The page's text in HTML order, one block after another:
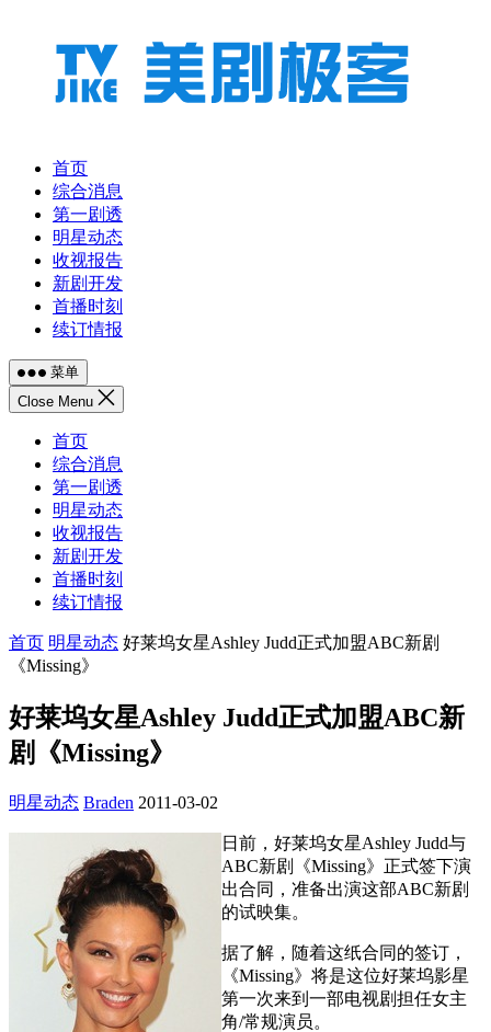
首页
综合消息
第一剧透
明星动态
收视报告
新剧开发
首播时刻
续订情报
菜单
Close Menu
首页
综合消息
第一剧透
明星动态
收视报告
新剧开发
首播时刻
续订情报
首页 明星动态 好莱坞女星Ashley Judd正式加盟ABC新剧
《Missing》
好莱坞女星Ashley Judd正式加盟ABC新
剧《Missing》
明星动态 Braden 2011-03-02
日前，好莱坞女星Ashley Judd与
ABC新剧《Missing》正式签下演
出合同，准备出演这部ABC新剧
的试映集。
据了解，随着这纸合同的签订，
《Missing》将是这位好莱坞影星
第一次来到一部电视剧担任女主
角/常规演员。